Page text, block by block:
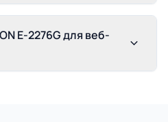
E-2276G для веб-